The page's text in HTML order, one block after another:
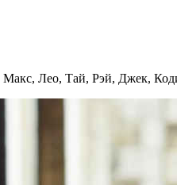
Макс, Лео, Тай, Рэй, Джек,